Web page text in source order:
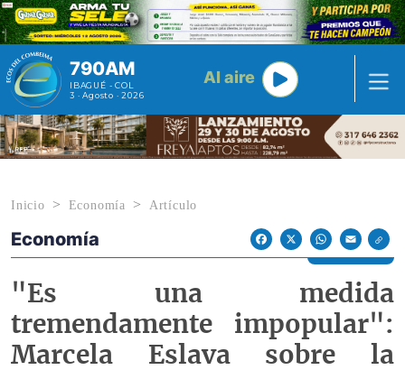
Pasar al contenido principal
790AM
IBAGUÉ - COL
3 · Agosto · 2026
Al aire
Inicio Economía Artículo
Econoticias y Eventos
Economía
FacebookX WhatsAppEmail
"Es una medida
tremendamente impopular":
Marcela Eslava sobre la